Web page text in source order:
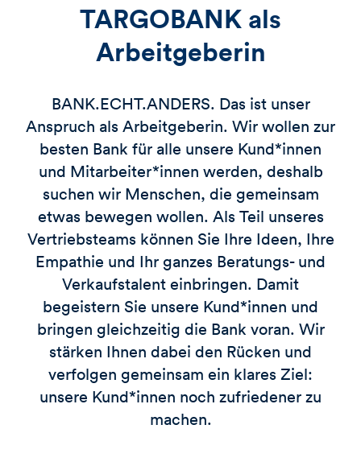
TARGOBANK als
Arbeitgeberin
BANK.ECHT.ANDERS. Das ist unser
Anspruch als Arbeitgeberin. Wir wollen zur
besten Bank für alle unsere Kund*innen
und Mitarbeiter*innen werden, deshalb
suchen wir Menschen, die gemeinsam
etwas bewegen wollen. Als Teil unseres
Vertriebsteams können Sie Ihre Ideen, Ihre
Empathie und Ihr ganzes Beratungs- und
Verkaufstalent einbringen. Damit
begeistern Sie unsere Kund*innen und
bringen gleichzeitig die Bank voran. Wir
stärken Ihnen dabei den Rücken und
verfolgen gemeinsam ein klares Ziel:
unsere Kund*innen noch zufriedener zu
machen.